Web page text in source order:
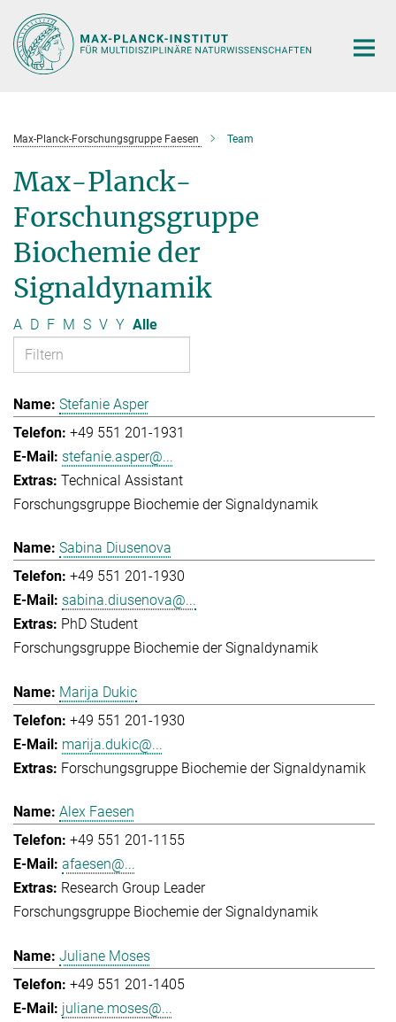
Hauptinhalt
Max-Planck-Forschungsgruppe Faesen Team
Max-Planck-
Forschungsgruppe
Biochemie der
Signaldynamik
A D F M S V Y Alle
Stefanie Asper
+49 551 201-1931
stefanie.asper@...
Technical Assistant
Forschungsgruppe Biochemie der Signaldynamik
Sabina Diusenova
+49 551 201-1930
sabina.diusenova@...
PhD Student
Forschungsgruppe Biochemie der Signaldynamik
Marija Dukic
+49 551 201-1930
marija.dukic@...
Forschungsgruppe Biochemie der Signaldynamik
Alex Faesen
+49 551 201-1155
afaesen@...
Research Group Leader
Forschungsgruppe Biochemie der Signaldynamik
Juliane Moses
+49 551 201-1405
juliane.moses@...